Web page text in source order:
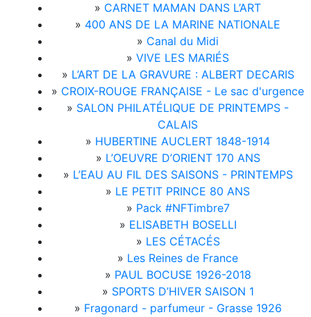
» CARNET MAMAN DANS L’ART
» 400 ANS DE LA MARINE NATIONALE
» Canal du Midi
» VIVE LES MARIÉS
» L’ART DE LA GRAVURE : ALBERT DECARIS
» CROIX-ROUGE FRANÇAISE - Le sac d'urgence
» SALON PHILATÉLIQUE DE PRINTEMPS -
CALAIS
» HUBERTINE AUCLERT 1848-1914
» L’OEUVRE D’ORIENT 170 ANS
» L’EAU AU FIL DES SAISONS - PRINTEMPS
» LE PETIT PRINCE 80 ANS
» Pack #NFTimbre7
» ELISABETH BOSELLI
» LES CÉTACÉS
» Les Reines de France
» PAUL BOCUSE 1926-2018
» SPORTS D’HIVER SAISON 1
» Fragonard - parfumeur - Grasse 1926